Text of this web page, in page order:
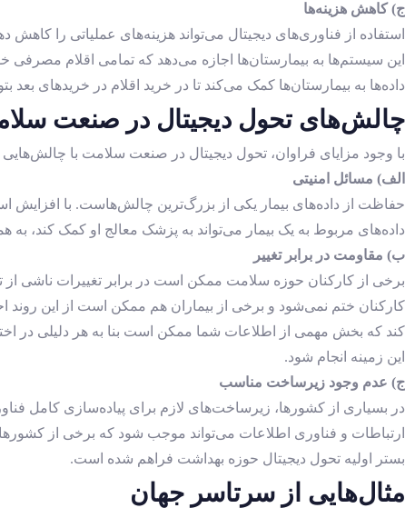
ج) کاهش هزینه‌ها
استفاده از فناوری‌های دیجیتال می‌تواند هزینه‌های عملیاتی را کاهش
این سیستم‌ها به بیمارستان‌ها اجازه می‌دهد که تمامی اقلام
داده‌ها به بیمارستان‌ها کمک می‌کند تا در خرید اقلام در خریدهای بعد
چالش‌های تحول دیجیتال در صنعت
با وجود مزایای فراوان، تحول دیجیتال در صنعت سلامت با
الف) مسائل امنیتی
حفاظت از داده‌های بیمار یکی از بزرگ‌ترین چالش‌هاست. با افزایش
داده‌های مربوط به یک بیمار می‌تواند به پزشک معالج او کمک کند،
ب) مقاومت در برابر تغییر
برخی از کارکنان حوزه سلامت ممکن است در برابر تغییرات ناشی
کارکنان ختم نمی‌شود و برخی از بیماران هم ممکن است از این
کند که بخش مهمی از اطلاعات شما ممکن است بنا به هر دلیلی در
این زمینه انجام شود.
ج) عدم وجود زیرساخت مناسب
در بسیاری از کشورها، زیرساخت‌های لازم برای پیاده‌سازی کامل
ارتباطات و فناوری اطلاعات می‌تواند موجب شود که برخی از
بستر اولیه تحول دیجیتال حوزه بهداشت فراهم شده است.
مثال‌هایی از سرتاسر جهان